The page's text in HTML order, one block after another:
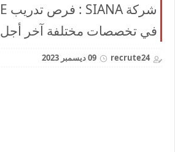
في تخصصات مختلفة آخر أجل 15 دجنبر 2023
recrute24 09 ديسمبر 2023